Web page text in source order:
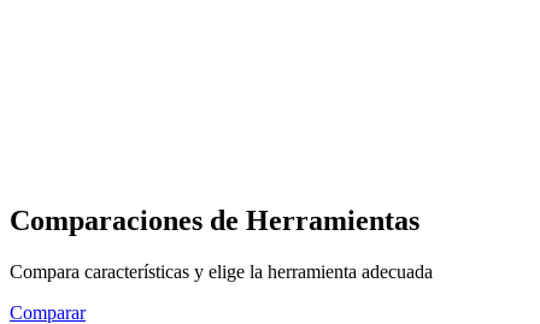
Comparaciones de Herramientas
Compara características y elige la herramienta adecuada
Comparar